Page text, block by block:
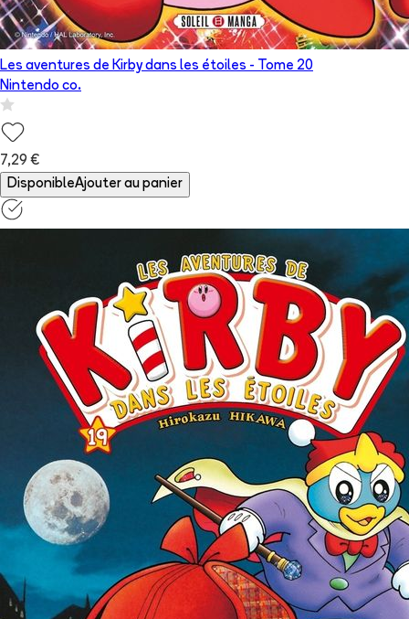
Les aventures de Kirby dans les étoiles - Tome 20
Nintendo co.
7,29 €
DisponibleAjouter au panier